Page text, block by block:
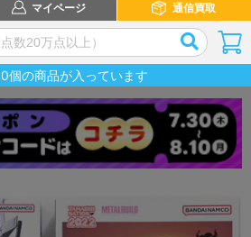
マイページ 通信買取
0個の商品が入っています